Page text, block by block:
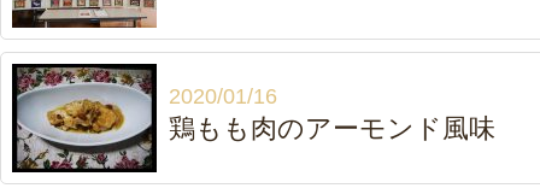
2020/01/16
鶏もも肉のアーモンド風味